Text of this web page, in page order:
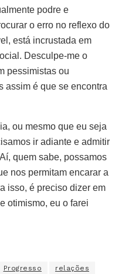
podre e
o erro no reflexo do
está incrustada em
Desculpe-me o
pessimistas ou
assim é que se encontra
ou mesmo que eu seja
ir adiante e admitir
quem sabe, possamos
nos permitam encarar a
isso, é preciso dizer em
otimismo, eu o farei
Progresso relações